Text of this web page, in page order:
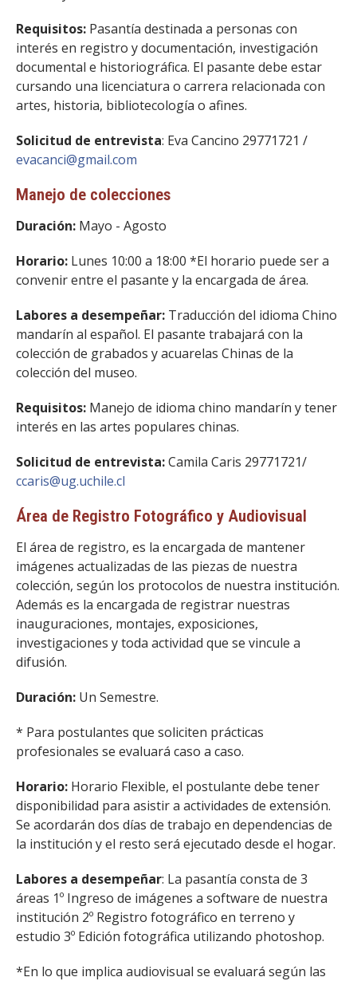
Requisitos: ​Pasantía destinada a personas con
interés en registro y documentación, investigación
documental e historiográfica. El pasante debe estar
cursando una licenciatura o carrera relacionada con
artes, historia, bibliotecología o afines.
Solicitud de entrevista: ​Eva Cancino 29771721 /
evacanci@gmail.com
Manejo de colecciones
Duración: Mayo­ - Agosto
Horario: ​Lunes 10:00 a 18:00 *El horario puede ser a
convenir entre el pasante y la encargada de área.
Labores a desempeñar: ​ Traducción del idioma Chino
mandarín al español. El pasante trabajará con la
colección de grabados y acuarelas Chinas de la
colección del museo.
Requisitos: ​Manejo de idioma chino mandarín y tener
interés en las artes populares chinas.
Solicitud de entrevista:Camila Caris 29771721/
ccaris@ug.uchile.cl
Área de Registro Fotográfico y Audiovisual
El área de registro, es la encargada de mantener
imágenes actualizadas de las piezas de nuestra
colección, según los protocolos de nuestra institución.
Además es la encargada de registrar nuestras
inauguraciones, montajes, exposiciones,
investigaciones y toda actividad que se vincule a
difusión.
Duración: Un Semestre.
* Para postulantes que soliciten prácticas
profesionales se evaluará caso a caso.
Horario: Horario Flexible, el postulante debe tener
disponibilidad para asistir a actividades de extensión.
Se acordarán dos días de trabajo en dependencias de
la institución y el resto será ejecutado desde el hogar.
Labores a desempeñar​: La pasantía consta de 3
áreas 1º Ingreso de imágenes a software de nuestra
institución 2º Registro fotográfico en terreno y
estudio 3º Edición fotográfica utilizando photoshop.
*En lo que implica audiovisual se evaluará según las